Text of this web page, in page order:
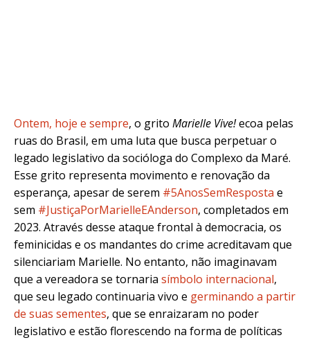
Ontem, hoje e sempre, o grito Marielle Vive!ecoa pelas
ruas do Brasil, em uma luta que busca perpetuar o
legado legislativo da socióloga do Complexo da Maré.
Esse grito representa movimento e renovação da
esperança, apesar de serem #5AnosSemResposta e
sem #JustiçaPorMarielleEAnderson, completados em
2023. Através desse ataque frontal à democracia, os
feminicidas e os mandantes do crime acreditavam que
silenciariam Marielle. No entanto, não imaginavam
que a vereadora se tornaria símbolo internacional,
que seu legado continuaria vivo e germinando a partir
de suas sementes, que se enraizaram no poder
legislativo e estão florescendo na forma de políticas